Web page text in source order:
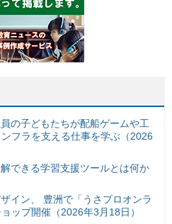
の子どもたちが配船ゲームや工
フラを支える仕事を学ぶ（2026
できる学習支援ツールとは何か
イン、 豊洲で「うさプロオンラ
ップ開催（2026年3月18日）